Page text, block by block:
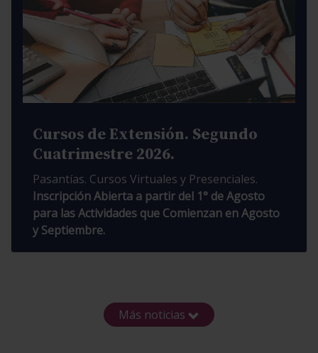
Cursos de Extensión. Segundo
Cuatrimestre 2026.
Pasantías. Cursos Virtuales y Presenciales.
Inscripción Abierta a partir del 1° de Agosto
para las Actividades que Comienzan en Agosto
y Septiembre.
Más noticias